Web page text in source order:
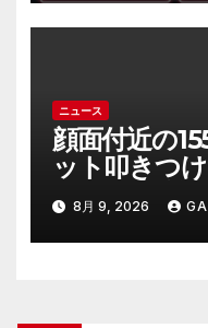
ニュース
顔面付近の
ット叩きつ
下朝陽に擁
要」と球団
8月 9, 2026